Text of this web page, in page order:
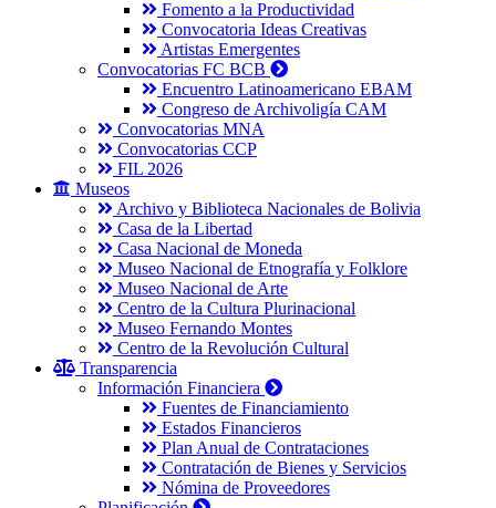
Fomento a la Productividad
Convocatoria Ideas Creativas
Artistas Emergentes
Convocatorias FC BCB
Encuentro Latinoamericano EBAM
Congreso de Archivoligía CAM
Convocatorias MNA
Convocatorias CCP
FIL 2026
Museos
Archivo y Biblioteca Nacionales de Bolivia
Casa de la Libertad
Casa Nacional de Moneda
Museo Nacional de Etnografía y Folklore
Museo Nacional de Arte
Centro de la Cultura Plurinacional
Museo Fernando Montes
Centro de la Revolución Cultural
Transparencia
Información Financiera
Fuentes de Financiamiento
Estados Financieros
Plan Anual de Contrataciones
Contratación de Bienes y Servicios
Nómina de Proveedores